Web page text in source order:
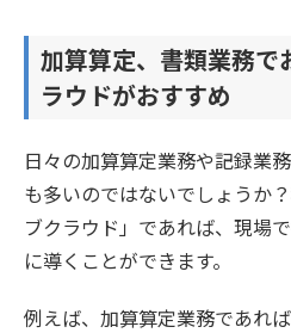
加算算定、書類業務で
ラウドがおすすめ
日々の加算算定業務や記録業
も多いのではないでしょうか
ブクラウド」であれば、現場
に導くことができます。
例えば、加算算定業務であれ